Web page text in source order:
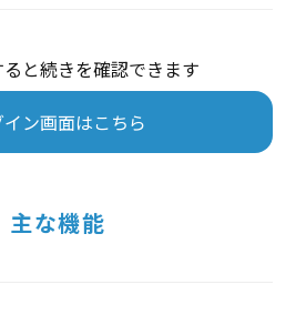
と続きを確認できます
イン画面はこちら
主な機能